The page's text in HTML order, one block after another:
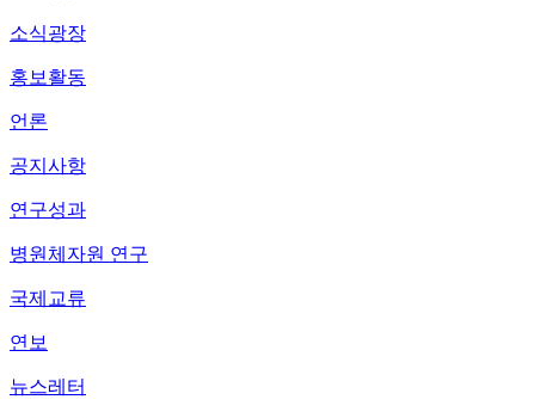
소식광장
홍보활동
언론
공지사항
연구성과
병원체자원 연구
국제교류
연보
뉴스레터